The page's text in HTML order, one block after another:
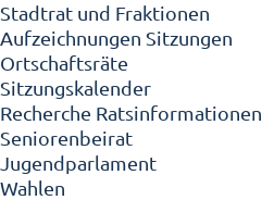
Stadtrat und Fraktionen
Aufzeichnungen Sitzungen
Ortschaftsräte
Sitzungskalender
Recherche Ratsinformationen
Seniorenbeirat
Jugendparlament
Wahlen